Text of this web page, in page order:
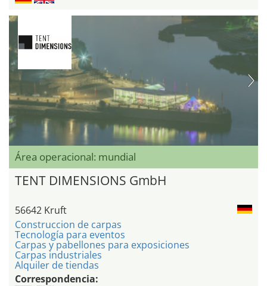
Área operacional: mundial
TENT DIMENSIONS GmbH
56642 Kruft
Construccion de carpas
Tecnología para eventos
Carpas y pabellones para exposiciones
Carpas industriales
Alquiler de tiendas
Correspondencia: